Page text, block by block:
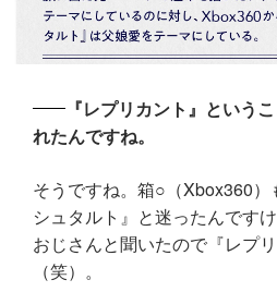
『レプリカント』という
れたんですね。
そうですね。箱○（Xbox360
シュタルト』と迷ったんです
おじさんと聞いたので『レプ
（笑）。